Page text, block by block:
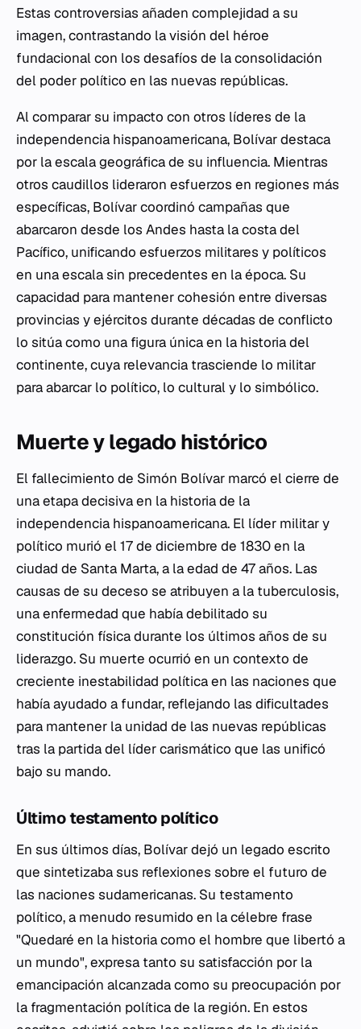
Estas controversias añaden complejidad a su
imagen, contrastando la visión del héroe
fundacional con los desafíos de la consolidación
del poder político en las nuevas repúblicas.
Al comparar su impacto con otros líderes de la
independencia hispanoamericana, Bolívar destaca
por la escala geográfica de su influencia. Mientras
otros caudillos lideraron esfuerzos en regiones más
específicas, Bolívar coordinó campañas que
abarcaron desde los Andes hasta la costa del
Pacífico, unificando esfuerzos militares y políticos
en una escala sin precedentes en la época. Su
capacidad para mantener cohesión entre diversas
provincias y ejércitos durante décadas de conflicto
lo sitúa como una figura única en la historia del
continente, cuya relevancia trasciende lo militar
para abarcar lo político, lo cultural y lo simbólico.
Muerte y legado histórico
El fallecimiento de Simón Bolívar marcó el cierre de
una etapa decisiva en la historia de la
independencia hispanoamericana. El líder militar y
político murió el 17 de diciembre de 1830 en la
ciudad de Santa Marta, a la edad de 47 años. Las
causas de su deceso se atribuyen a la tuberculosis,
una enfermedad que había debilitado su
constitución física durante los últimos años de su
liderazgo. Su muerte ocurrió en un contexto de
creciente inestabilidad política en las naciones que
había ayudado a fundar, reflejando las dificultades
para mantener la unidad de las nuevas repúblicas
tras la partida del líder carismático que las unificó
bajo su mando.
Último testamento político
En sus últimos días, Bolívar dejó un legado escrito
que sintetizaba sus reflexiones sobre el futuro de
las naciones sudamericanas. Su testamento
político, a menudo resumido en la célebre frase
"Quedaré en la historia como el hombre que libertó a
un mundo", expresa tanto su satisfacción por la
emancipación alcanzada como su preocupación por
la fragmentación política de la región. En estos